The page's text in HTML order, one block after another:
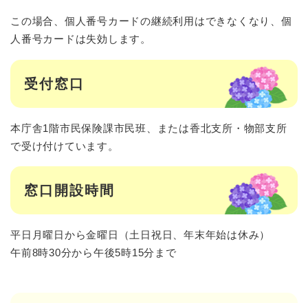
この場合、個人番号カードの継続利用はできなくなり、個
人番号カードは失効します。
受付窓口
本庁舎1階市民保険課市民班、または香北支所・物部支所
で受け付けています。
窓口開設時間
平日月曜日から金曜日（土日祝日、年末年始は休み）
午前8時30分から午後5時15分まで